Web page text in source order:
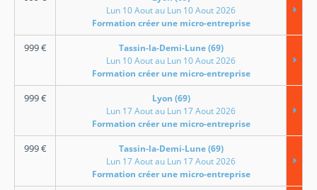
Lun 10 Aout au Lun 10 Aout 2026
Formation créer une micro-entreprise
999€
Tassin-la-Demi-Lune (69)
Lun 10 Aout au Lun 10 Aout 2026
Formation créer une micro-entreprise
999€
Lyon (69)
Lun 17 Aout au Lun 17 Aout 2026
Formation créer une micro-entreprise
999€
Tassin-la-Demi-Lune (69)
Lun 17 Aout au Lun 17 Aout 2026
Formation créer une micro-entreprise